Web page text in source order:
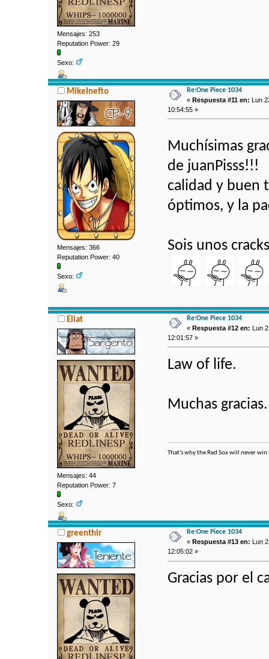
Mensajes: 253
Reputation Power: 29
Sexo:
MikeInefto
Mensajes: 366
Reputation Power: 40
Sexo:
Re:One Piece 1034
«Respuesta #11 en: Lun
10:54:55 »
Muchísimas
de juanPisss!!!
calidad y buen
óptimos, y la
Sois unos
Eliat
Mensajes: 44
Reputation Power: 7
Sexo:
Re:One Piece 1034
«Respuesta #12 en: Lun
12:01:57 »
Law of life.
Muchas gracias.
That's why the Red Sox will never
greenthir
Re:One Piece 1034
«Respuesta #13 en: Lun
12:05:02 »
Gracias por el